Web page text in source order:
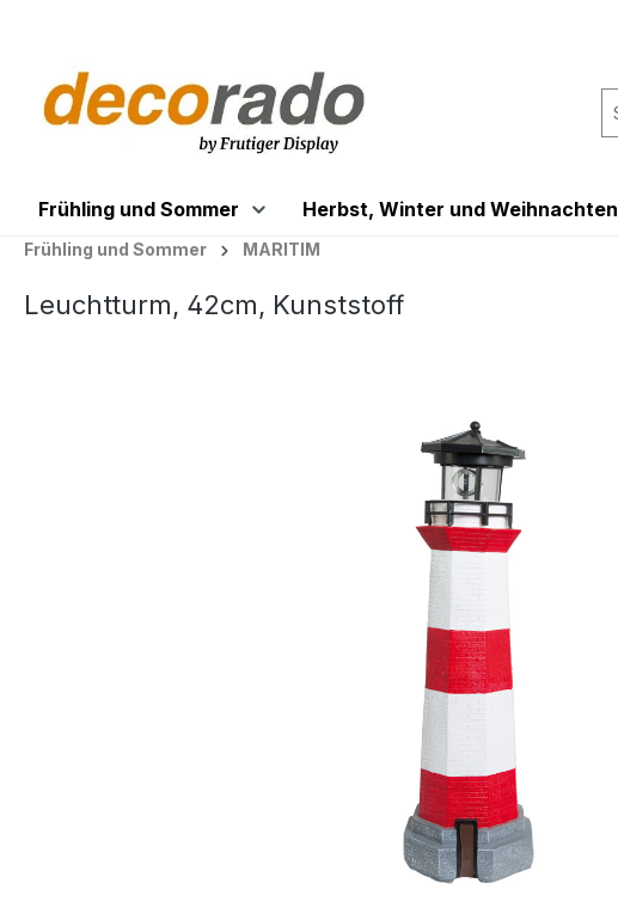
Frühling und Sommer Herbst, Winter und Weihnachten
Frühling und Sommer MARITIM
Leuchtturm, 42cm, Kunststoff